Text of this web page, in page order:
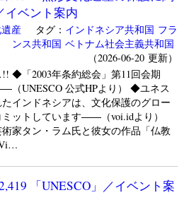
イベント案内
産タグ： インドネシア共和国 フラ
ンス共和国 ベトナム社会主義共和国
（2026-06-20 更新）
◆「2003年条約総会」第11回会期
（UNESCO 公式HPより） ◆ユネス
インドネシアは、文化保護のグロー
ットしています――（voi.idより）
家タン・ラム氏と彼女の作品「仏教
「UNESCO」／イベント案